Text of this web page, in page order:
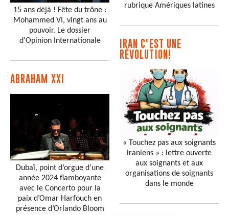
15 ans déjà ! Fête du trône :
Mohammed VI, vingt ans au
pouvoir. Le dossier
d'Opinion Internationale
ABRAHAM XXI
Dubaï, point d’orgue d’une
année 2024 flamboyante
avec le Concerto pour la
paix d’Omar Harfouch en
présence d’Orlando Bloom
rubrique Amériques latines
IRAN C'EST UNE
RÉVOLUTION!
« Touchez pas aux soignants
iraniens » : lettre ouverte
aux soignants et aux
organisations de soignants
dans le monde